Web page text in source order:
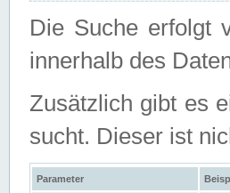
Die Suche erfolgt
innerhalb des
Zusätzlich gibt es
sucht. Dieser ist
Parameter